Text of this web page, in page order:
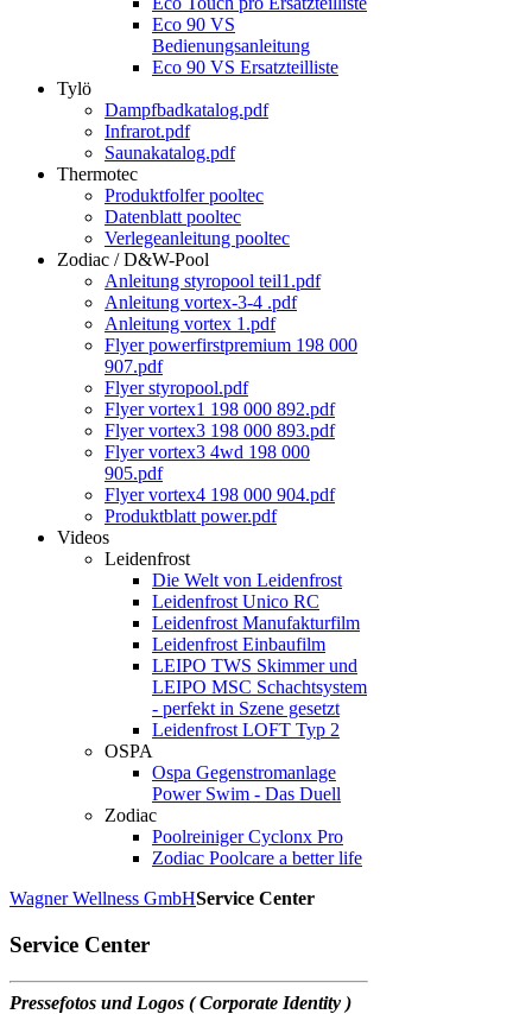
Eco 90 VS
Bedienungsanleitung
Eco 90 VS Ersatzteilliste
Tylö
Dampfbadkatalog.pdf
Infrarot.pdf
Saunakatalog.pdf
Thermotec
Produktfolfer pooltec
Datenblatt pooltec
Verlegeanleitung pooltec
Zodiac / D&W-Pool
Anleitung styropool teil1.pdf
Anleitung vortex-3-4 .pdf
Anleitung vortex 1.pdf
Flyer powerfirstpremium 198 000
907.pdf
Flyer styropool.pdf
Flyer vortex1 198 000 892.pdf
Flyer vortex3 198 000 893.pdf
Flyer vortex3 4wd 198 000
905.pdf
Flyer vortex4 198 000 904.pdf
Produktblatt power.pdf
Videos
Leidenfrost
Die Welt von Leidenfrost
Leidenfrost Unico RC
Leidenfrost Manufakturfilm
Leidenfrost Einbaufilm
LEIPO TWS Skimmer und
LEIPO MSC Schachtsystem
- perfekt in Szene gesetzt
Leidenfrost LOFT Typ 2
OSPA
Ospa Gegenstromanlage
Power Swim - Das Duell
Zodiac
Poolreiniger Cyclonx Pro
Zodiac Poolcare a better life
Wagner Wellness GmbHService Center
Service Center
Pressefotos und Logos ( Corporate Identity )